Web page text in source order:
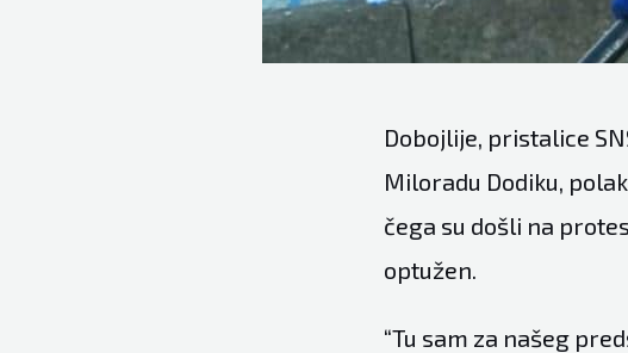
Dobojlije, pristalice
Miloradu Dodiku,
čega su došli na
optužen.
“Tu sam za našeg